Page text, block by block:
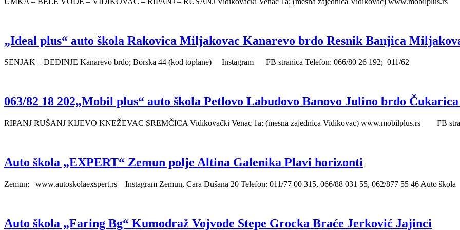
„Ideal plus“ auto škola Rakovica Miljakovac Kanarevo brdo Resnik Banjica
SENJAK – DEDINJE Kanarevo brdo; Borska 44 (kod toplane) Instagram FB stranica Telefon: 066/80 26 192; 011/62
063/82 18 202„Mobil plus“ auto škola Petlovo Labudovo Banovo Julino brdo
RIPANJ RUŠANJ KIJEVO KNEŽEVAC SREMČICA Vidikovački Venac 1a; (mesna zajednica Vidikovac) www.mobilplus.rs FB
Auto škola „EXPERT“ Zemun polje Altina Galenika Plavi horizonti
Zemun; www.autoskolaexspert.rs Instagram Zemun, Cara Dušana 20 Telefon: 011/77 00 315, 066/88 031 55, 062/877 55 46 Auto škola
Auto škola „Faring Bg“ Kumodraž Vojvode Stepe Grocka Braće Jerković Jajinci